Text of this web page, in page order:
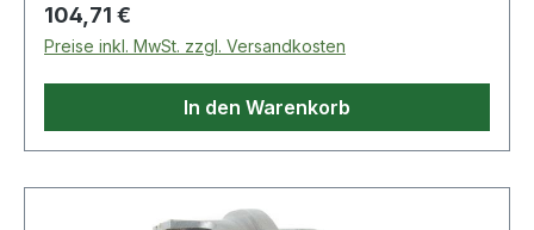
Kunststoffkoffer
Regulärer Preis:
104,71 €
Preise inkl. MwSt. zzgl. Versandkosten
In den Warenkorb